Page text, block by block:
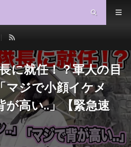
に就任！？軍人の目
マジで小顔イケメ
が高い..」【緊急速